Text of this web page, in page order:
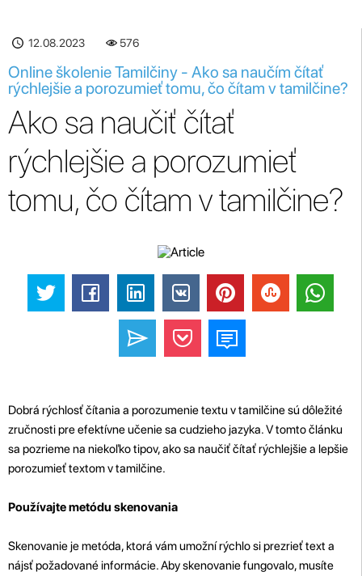
12.08.2023 576
Online školenie Tamilčiny - Ako sa naučím čítať
rýchlejšie a porozumieť tomu, čo čítam v tamilčine?
Ako sa naučiť čítať
rýchlejšie a porozumieť
tomu, čo čítam v tamilčine?
Dobrá rýchlosť čítania a porozumenie textu v tamilčine sú dôležité
zručnosti pre efektívne učenie sa cudzieho jazyka. V tomto článku
sa pozrieme na niekoľko tipov, ako sa naučiť čítať rýchlejšie a lepšie
porozumieť textom v tamilčine.
Používajte metódu skenovania
Skenovanie je metóda, ktorá vám umožní rýchlo si prezrieť text a
nájsť požadované informácie. Aby skenovanie fungovalo, musíte